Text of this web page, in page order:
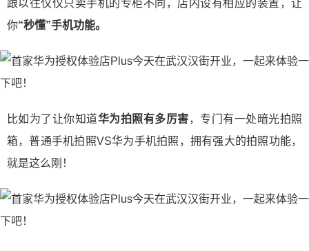
跟以往仅仅只卖手机的专柜不同，店内设有相应的装置，让
你“秒懂”手机功能。
比如为了让你知道华为拍照有多厉害，专门有一处暗光拍照
箱，普通手机拍照VS华为手机拍照，拥有强大的拍照功能，
就是这么刚！